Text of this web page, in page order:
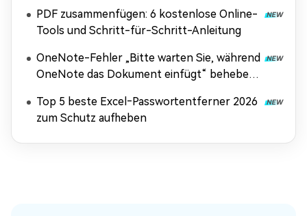
PDF zusammenfügen: 6 kostenlose Online-
Tools und Schritt-für-Schritt-Anleitung
OneNote-Fehler „Bitte warten Sie, während
OneNote das Dokument einfügt“ beheben
Top 5 beste Excel‑Passwortentferner 2026
zum Schutz aufheben